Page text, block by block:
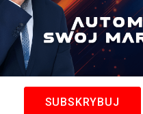
SUBSKRYBUJ